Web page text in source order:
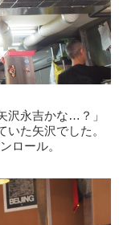
沢永吉かな…？」
た矢沢でした。
ロール。